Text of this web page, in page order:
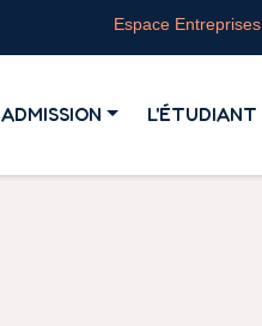
ADMISSION L'ÉTUDIANT
Espace Entreprises